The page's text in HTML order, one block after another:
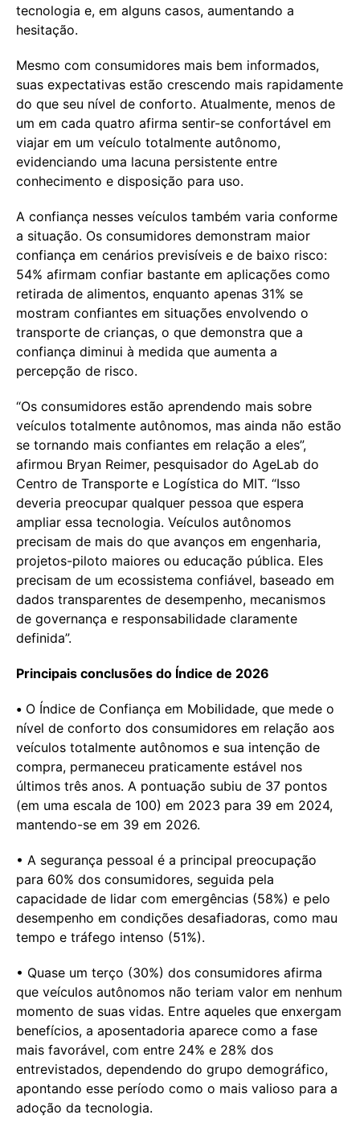
tecnologia e, em alguns casos, aumentando a
hesitação.
Mesmo com consumidores mais bem informados,
suas expectativas estão crescendo mais rapidamente
do que seu nível de conforto. Atualmente, menos de
um em cada quatro afirma sentir-se confortável em
viajar em um veículo totalmente autônomo,
evidenciando uma lacuna persistente entre
conhecimento e disposição para uso.
A confiança nesses veículos também varia conforme
a situação. Os consumidores demonstram maior
confiança em cenários previsíveis e de baixo risco:
54% afirmam confiar bastante em aplicações como
retirada de alimentos, enquanto apenas 31% se
mostram confiantes em situações envolvendo o
transporte de crianças, o que demonstra que a
confiança diminui à medida que aumenta a
percepção de risco.
“Os consumidores estão aprendendo mais sobre
veículos totalmente autônomos, mas ainda não estão
se tornando mais confiantes em relação a eles”,
afirmou Bryan Reimer, pesquisador do AgeLab do
Centro de Transporte e Logística do MIT. “Isso
deveria preocupar qualquer pessoa que espera
ampliar essa tecnologia. Veículos autônomos
precisam de mais do que avanços em engenharia,
projetos-piloto maiores ou educação pública. Eles
precisam de um ecossistema confiável, baseado em
dados transparentes de desempenho, mecanismos
de governança e responsabilidade claramente
definida”.
Principais conclusões do Índice de 2026
• O Índice de Confiança em Mobilidade, que mede o
nível de conforto dos consumidores em relação aos
veículos totalmente autônomos e sua intenção de
compra, permaneceu praticamente estável nos
últimos três anos. A pontuação subiu de 37 pontos
(em uma escala de 100) em 2023 para 39 em 2024,
mantendo-se em 39 em 2026.
• A segurança pessoal é a principal preocupação
para 60% dos consumidores, seguida pela
capacidade de lidar com emergências (58%) e pelo
desempenho em condições desafiadoras, como mau
tempo e tráfego intenso (51%).
• Quase um terço (30%) dos consumidores afirma
que veículos autônomos não teriam valor em nenhum
momento de suas vidas. Entre aqueles que enxergam
benefícios, a aposentadoria aparece como a fase
mais favorável, com entre 24% e 28% dos
entrevistados, dependendo do grupo demográfico,
apontando esse período como o mais valioso para a
adoção da tecnologia.